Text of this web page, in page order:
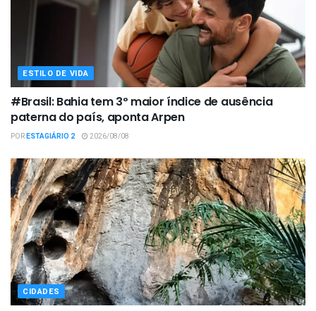
ESTILO DE VIDA
#Brasil: Bahia tem 3º maior índice de ausência
paterna do país, aponta Arpen
PORESTAGIÁRIO 2 2026/08/08
CIDADES